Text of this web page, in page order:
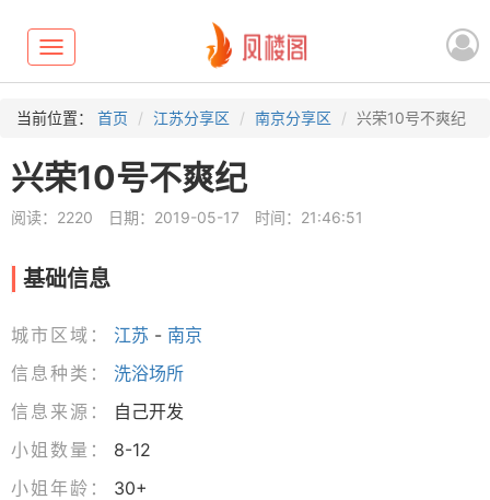
Toggle
navigation
当前位置： 首页 江苏分享区 南京分享区 兴荣10号不爽纪
兴荣10号不爽纪
阅读：2220 日期：2019-05-17 时间：21:46:51
基础信息
城市区域： 江苏 - 南京
信息种类：
洗浴场所
信息来源：
自己开发
小姐数量：
8-12
小姐年龄：
30+